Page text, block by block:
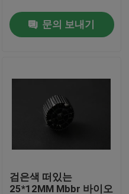
문의 보내기
검은색 떠있는
25*12MM Mbbr 바이오